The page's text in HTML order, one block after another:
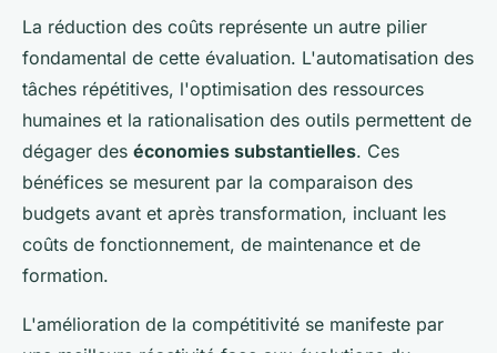
La réduction des coûts représente un autre pilier
fondamental de cette évaluation. L'automatisation des
tâches répétitives, l'optimisation des ressources
humaines et la rationalisation des outils permettent de
dégager des économies substantielles. Ces
bénéfices se mesurent par la comparaison des
budgets avant et après transformation, incluant les
coûts de fonctionnement, de maintenance et de
formation.
L'amélioration de la compétitivité se manifeste par